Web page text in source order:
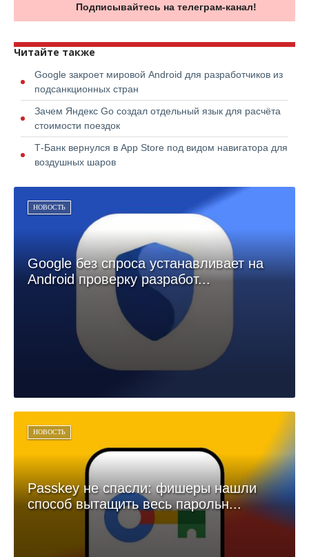
Подписывайтесь на телеграм-канал!
Читайте также
Google закроет мировой Android для разработчиков из
подсанкционных стран
Зачем Яндекс Go создал отдельный язык для расчёта
стоимости поездок
Т-Банк вернулся в App Store под видом навигатора для
воздушных шаров
НОВОСТЬ
Google без спроса устанавливает на
Android проверку разработ...
НОВОСТЬ
Passkey не спасли: фишеры нашли
способ вытащить весь парольн...